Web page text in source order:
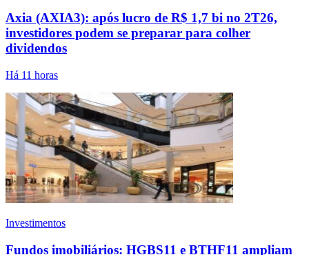
Axia (AXIA3): após lucro de R$ 1,7 bi no 2T26,
investidores podem se preparar para colher
dividendos
Há 11 horas
Investimentos
Fundos imobiliários: HGBS11 e BTHF11 ampliam